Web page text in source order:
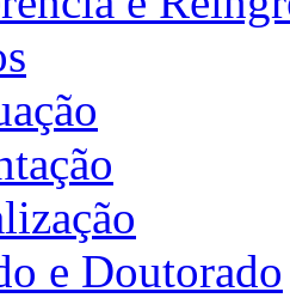
e Doutorado